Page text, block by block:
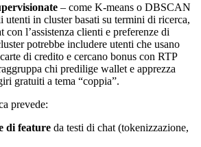
– come K‑means o DBSCAN
utenti in cluster basati su termini di ricerca,
con l’assistenza clienti e preferenze di
potrebbe includere utenti che usano
di credito e cercano bonus con RTP
chi predilige wallet e apprezza
gratuiti a tema “coppia”.
prevede:
di feature da testi di chat (tokenizzazione,